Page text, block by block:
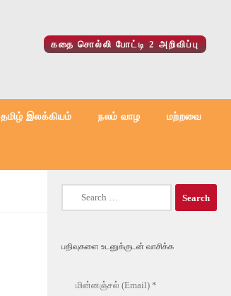
கதை சொல்லி போட்டி 2 அறிவிப்பு
தமிழ் இலக்கியம் நலம் வாழ மற்றவை
பதிவுகளை உடனுக்குடன் வாசிக்க
மின்னஞ்சல் (Email) *